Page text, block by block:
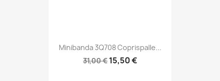
Minibanda 3Q708 Coprispalle...
31,00 € 15,50 €